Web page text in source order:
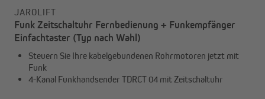
JAROLIFT
Funk Zeitschaltuhr Fernbedienung + Funkempfänger
Einfachtaster (Typ nach Wahl)
Steuern Sie Ihre kabelgebundenen Rohrmotoren jetzt mit
Funk
4-Kanal Funkhandsender TDRCT 04 mit Zeitschaltuhr